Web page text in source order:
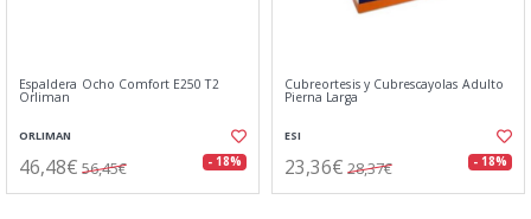
Espaldera Ocho Comfort E250 T2
Orliman
ORLIMAN
46,48€ 56,45€ - 18%
Cubreortesis y Cubrescayolas Adulto
Pierna Larga
ESI
23,36€ 28,37€ - 18%